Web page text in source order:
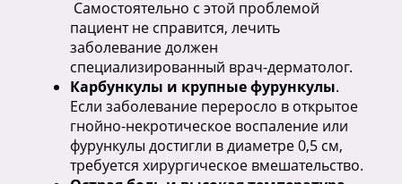
Самостоятельно с этой проблемой
пациент не справится, лечить
заболевание должен
специализированный врач-дерматолог.
Карбункулы и крупные фурункулы.
Если заболевание переросло в открытое
гнойно-некротическое воспаление или
фурункулы достигли в диаметре 0,5 см,
требуется хирургическое вмешательство.